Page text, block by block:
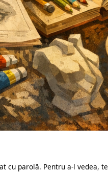
cu parolă. Pentru a-l vedea,